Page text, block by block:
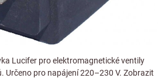
Lucifer pro elektromagnetické ventily
Určeno pro napájení 220–230 V. Zobrazit